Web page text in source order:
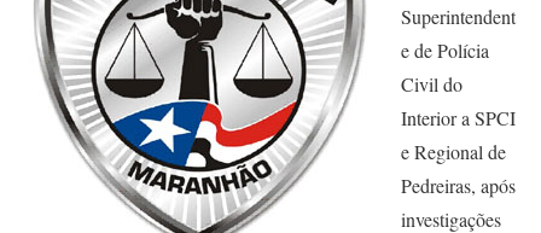
Superintendent
e de Polícia
Civil do
Interior a SPCI
e Regional de
Pedreiras, após
investigações